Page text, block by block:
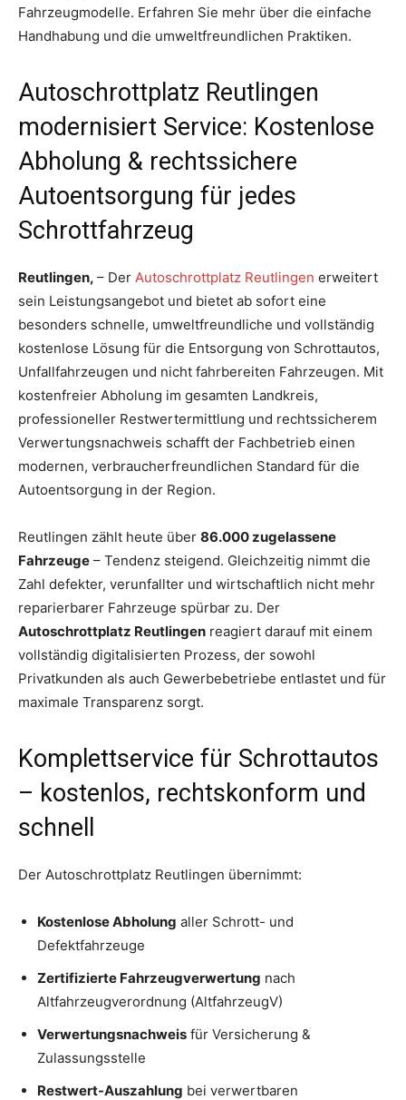
Fahrzeugmodelle. Erfahren Sie mehr über die einfache
Handhabung und die umweltfreundlichen Praktiken.
Autoschrottplatz Reutlingen
modernisiert Service: Kostenlose
Abholung & rechtssichere
Autoentsorgung für jedes
Schrottfahrzeug
Reutlingen, – Der Autoschrottplatz Reutlingen erweitert
sein Leistungsangebot und bietet ab sofort eine
besonders schnelle, umweltfreundliche und vollständig
kostenlose Lösung für die Entsorgung von Schrottautos,
Unfallfahrzeugen und nicht fahrbereiten Fahrzeugen. Mit
kostenfreier Abholung im gesamten Landkreis,
professioneller Restwertermittlung und rechtssicherem
Verwertungsnachweis schafft der Fachbetrieb einen
modernen, verbraucherfreundlichen Standard für die
Autoentsorgung in der Region.
Reutlingen zählt heute über 86.000 zugelassene
Fahrzeuge – Tendenz steigend. Gleichzeitig nimmt die
Zahl defekter, verunfallter und wirtschaftlich nicht mehr
reparierbarer Fahrzeuge spürbar zu. Der
Autoschrottplatz Reutlingen reagiert darauf mit einem
vollständig digitalisierten Prozess, der sowohl
Privatkunden als auch Gewerbebetriebe entlastet und für
maximale Transparenz sorgt.
Komplettservice für Schrottautos
– kostenlos, rechtskonform und
schnell
Der Autoschrottplatz Reutlingen übernimmt:
Kostenlose Abholung aller Schrott- und
Defektfahrzeuge
Zertifizierte Fahrzeugverwertung nach
Altfahrzeugverordnung (AltfahrzeugV)
Verwertungsnachweis für Versicherung &
Zulassungsstelle
Restwert-Auszahlung bei verwertbaren